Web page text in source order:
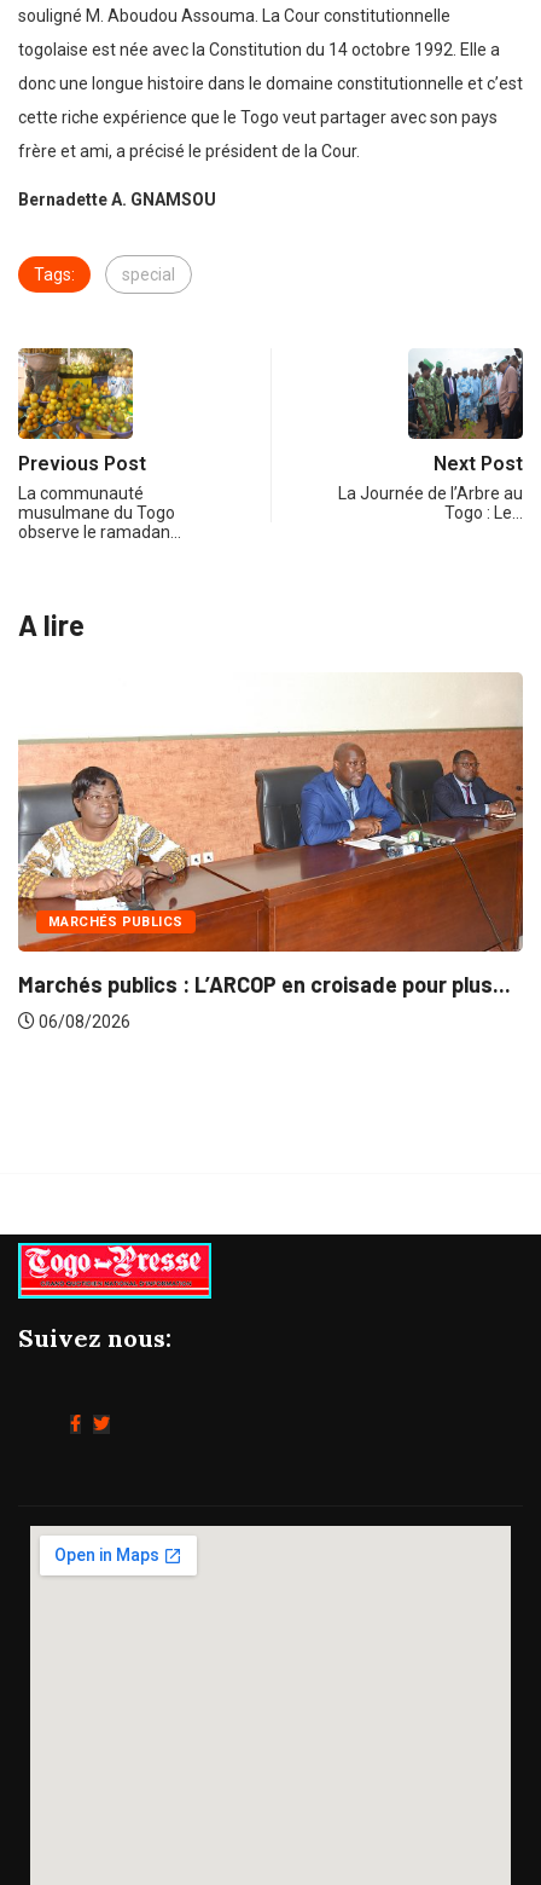
souligné M. Aboudou Assouma. La Cour constitutionnelle
togolaise est née avec la Constitution du 14 octobre 1992. Elle a
donc une longue histoire dans le domaine constitutionnelle et c’est
cette riche expérience que le Togo veut partager avec son pays
frère et ami, a précisé le président de la Cour.
Bernadette A. GNAMSOU
Tags: special
Previous Post
La communauté
musulmane du Togo
observe le ramadan…
Next Post
La Journée de l’Arbre au
Togo : Le…
A lire
MARCHÉS PUBLICS
Marchés publics : L’ARCOP en croisade pour plus...
06/08/2026
Suivez nous: